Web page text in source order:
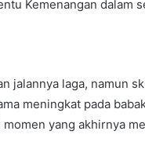
Kemenangan dalam
jalannya laga, namun
meningkat pada
yang akhirnya